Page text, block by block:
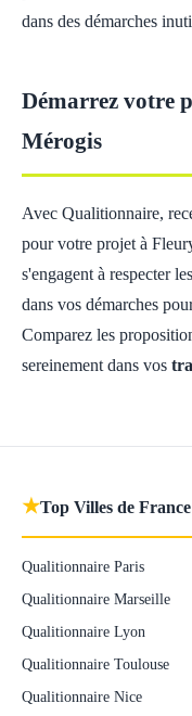
dans des démarches
Démarrez votre
Mérogis
Avec Qualitionnaire,
pour votre projet à
s'engagent à respecter
dans vos démarches
Comparez les
sereinement dans vos
★Top Villes de France
Qualitionnaire Paris
Qualitionnaire Marseille
Qualitionnaire Lyon
Qualitionnaire Toulouse
Qualitionnaire Nice